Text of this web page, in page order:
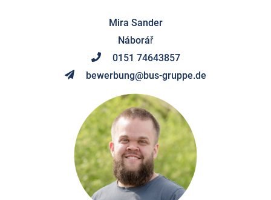
Mira Sander
Náborář
0151 74643857
bewerbung@bus-gruppe.de